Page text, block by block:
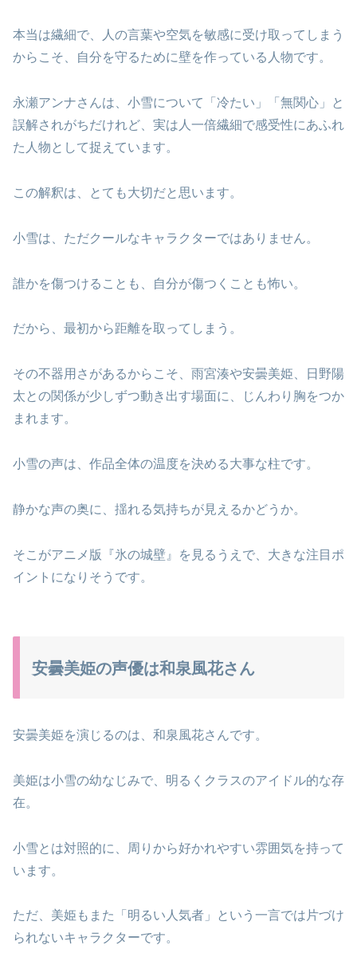
本当は繊細で、人の言葉や空気を敏感に受け取ってしまう
からこそ、自分を守るために壁を作っている人物です。
永瀬アンナさんは、小雪について「冷たい」「無関心」と
誤解されがちだけれど、実は人一倍繊細で感受性にあふれ
た人物として捉えています。
この解釈は、とても大切だと思います。
小雪は、ただクールなキャラクターではありません。
誰かを傷つけることも、自分が傷つくことも怖い。
だから、最初から距離を取ってしまう。
その不器用さがあるからこそ、雨宮湊や安曇美姫、日野陽
太との関係が少しずつ動き出す場面に、じんわり胸をつか
まれます。
小雪の声は、作品全体の温度を決める大事な柱です。
静かな声の奥に、揺れる気持ちが見えるかどうか。
そこがアニメ版『氷の城壁』を見るうえで、大きな注目ポ
イントになりそうです。
安曇美姫の声優は和泉風花さん
安曇美姫を演じるのは、和泉風花さんです。
美姫は小雪の幼なじみで、明るくクラスのアイドル的な存
在。
小雪とは対照的に、周りから好かれやすい雰囲気を持って
います。
ただ、美姫もまた「明るい人気者」という一言では片づけ
られないキャラクターです。